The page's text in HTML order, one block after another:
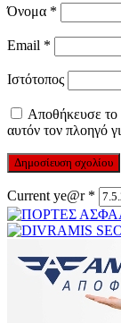
Όνομα *
Email *
Ιστότοπος
Αποθήκευσε το
αυτόν τον πλοηγό
Current ye@r *